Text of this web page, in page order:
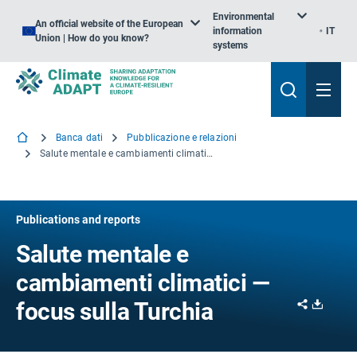
An official website of the European
Union | How do you know?
Environmental
information
systems
IT
Banca dati
Pubblicazione e relazioni
Salute mentale e cambiamenti climatici — focus sulla Turchia
Publications and reports
Salute mentale e
cambiamenti climatici —
focus sulla Turchia
Share